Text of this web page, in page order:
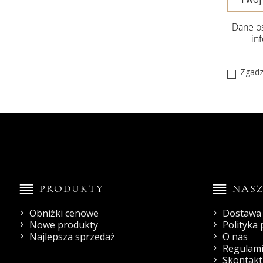
Dane
reorder PRODUKTY
Obniżki cenowe
Nowe produkty
Najlepsza sprzedaż
reorder
Dostawa
Polityka
O nas